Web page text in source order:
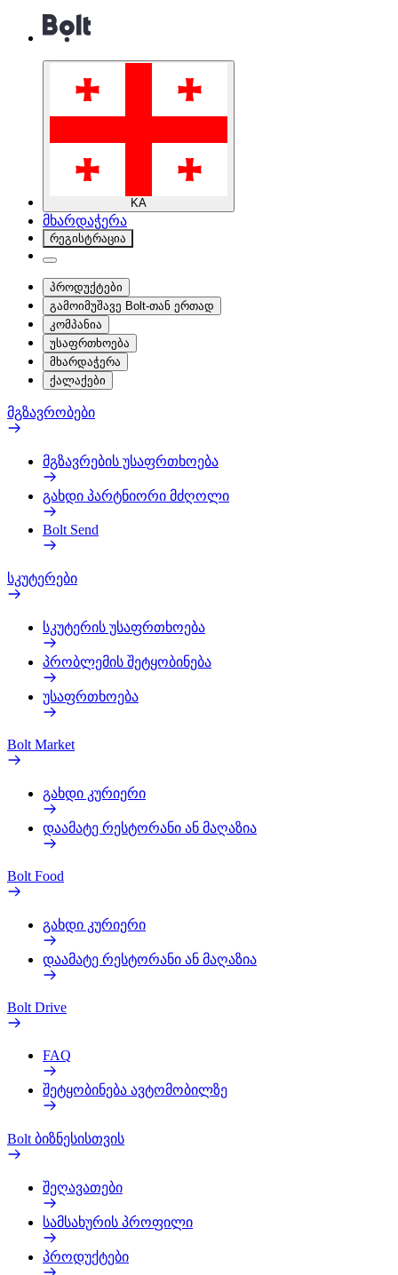
KA
მხარდაჭერა
რეგისტრაცია
პროდუქტები
გამოიმუშავე Bolt-თან ერთად
კომპანია
უსაფრთხოება
მხარდაჭერა
ქალაქები
მგზავრობები
მგზავრების უსაფრთხოება
გახდი პარტნიორი მძღოლი
Bolt Send
სკუტერები
სკუტერის უსაფრთხოება
პრობლემის შეტყობინება
უსაფრთხოება
Bolt Market
გახდი კურიერი
დაამატე რესტორანი ან მაღაზია
Bolt Food
გახდი კურიერი
დაამატე რესტორანი ან მაღაზია
Bolt Drive
FAQ
შეტყობინება ავტომობილზე
Bolt ბიზნესისთვის
შეღავათები
სამსახურის პროფილი
პროდუქტები